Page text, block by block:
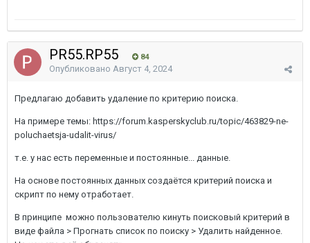
PR55.RP55 84
Опубликовано Август 4, 2024
Предлагаю добавить удаление по критерию поиска.
На примере темы: https://forum.kasperskyclub.ru/topic/463829-ne-
poluchaetsja-udalit-virus/
т.е. у нас есть переменные и постоянные... данные.
На основе постоянных данных создаётся критерий поиска и
скрипт по нему отработает.
В принципе можно пользователю кинуть поисковый критерий в
виде файла > Прогнать список по поиску > Удалить найденное.